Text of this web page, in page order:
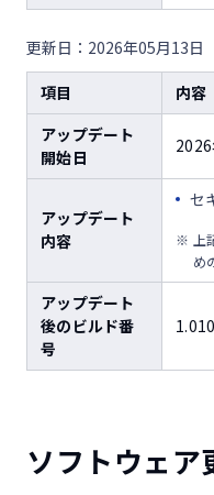
更新日：2026年05月13日
項目
内容
アップデート
開始日
アップデート
内容
セ
上
め
アップデート
後のビルド番
号
ソフトウェア